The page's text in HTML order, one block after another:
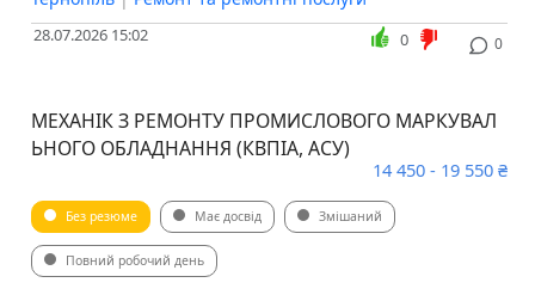
28.07.2026 15:02 0
0
МЕХАНІК З РЕМОНТУ ПРОМИСЛОВОГО МАРКУВАЛ
ЬНОГО ОБЛАДНАННЯ (КВПІА, АСУ)
14 450 - 19 550 ₴
Без резюме Має досвід Змішаний
Повний робочий день